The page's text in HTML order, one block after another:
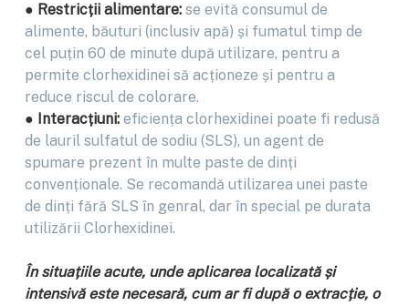
● Restricții alimentare: se evită consumul de
alimente, băuturi (inclusiv apă) și fumatul timp de
cel puțin 60 de minute după utilizare, pentru a
permite clorhexidinei să acționeze și pentru a
reduce riscul de colorare.
● Interacțiuni:eficiența clorhexidinei poate fi redusă
de lauril sulfatul de sodiu (SLS), un agent de
spumare prezent în multe paste de dinți
convenționale. Se recomandă utilizarea unei paste
de dinți fără SLS în genral, dar în special pe durata
utilizării Clorhexidinei.
În situațiile acute, unde aplicarea localizată și
intensivă este necesară, cum ar fi după o extracție, o